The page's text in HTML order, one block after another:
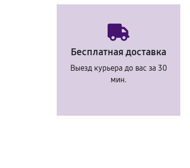
Бесплатная доставка
Выезд курьера до вас за 30
мин.